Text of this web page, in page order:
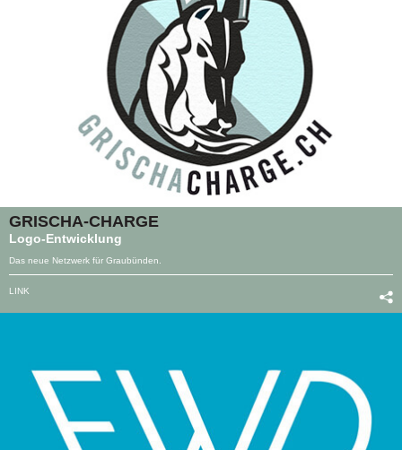
GRISCHA-CHARGE
Logo-Entwicklung
Das neue Netzwerk für Graubünden.
LINK